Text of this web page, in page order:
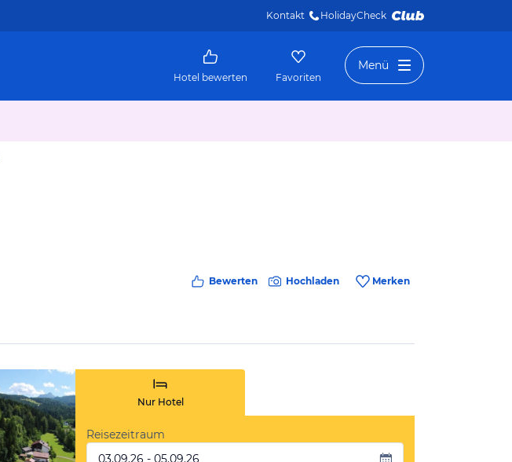
Kontakt HolidayCheck
Hotel bewerten Favoriten
Menü
Bewerten Hochladen Merken
Nur Hotel
Reisezeitraum
03.09.26 - 05.09.26